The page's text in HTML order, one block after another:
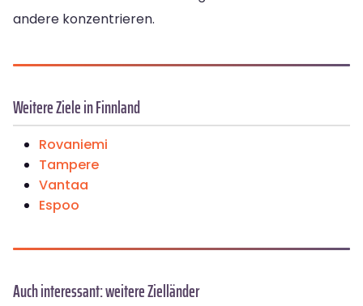
andere konzentrieren.
Weitere Ziele in Finnland
Rovaniemi
Tampere
Vantaa
Espoo
Auch interessant: weitere Zielländer